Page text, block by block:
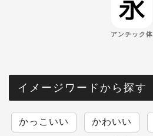
アンチック体
イメージワードから探す
かっこいい かわいい